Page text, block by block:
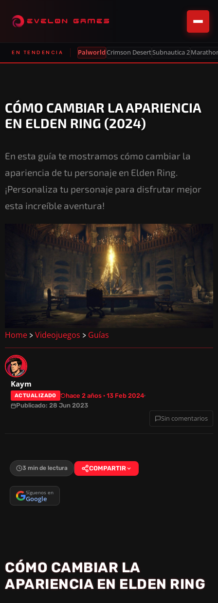
EN TENDENCIA PalworldCrimson DesertSubnautica 2
CÓMO CAMBIAR LA APARIENCIA
EN ELDEN RING (2024)
En esta guía te mostramos cómo cambiar la
apariencia de tu personaje en Elden Ring.
¡Personaliza tu personaje para disfrutar mejor
esta increíble aventura!
Home > Videojuegos > Guías
Kaym
ACTUALIZADO
hace 2 años · 13 Feb 2024
Publicado: 28 Jun 2023
Sin comentarios
3 min de lectura COMPARTIR
Síguenos en
Google
CÓMO CAMBIAR LA
APARIENCIA EN ELDEN RING